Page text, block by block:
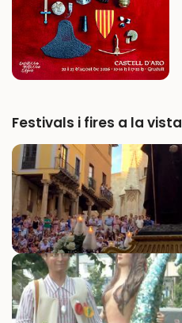
Festivals i fires a la vista